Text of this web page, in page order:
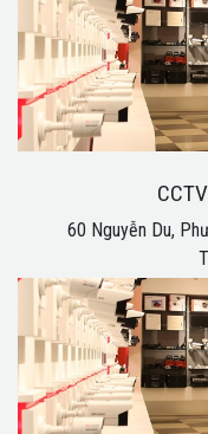
60 Nguyễn Du,